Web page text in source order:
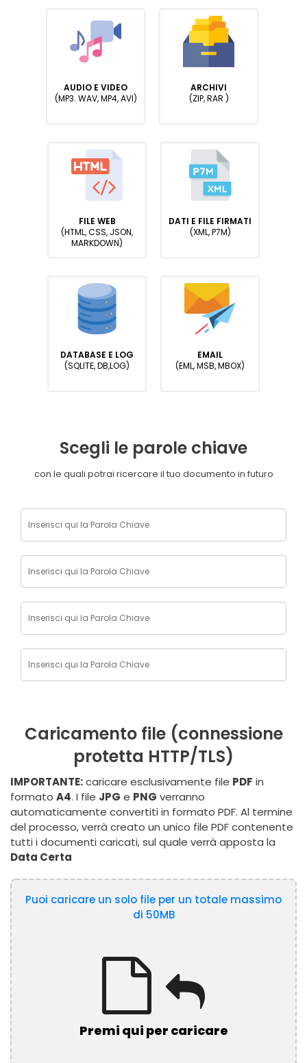
AUDIO E VIDEO
(MP3. WAV, MP4, AVI)
ARCHIVI
(ZIP, RAR )
FILE WEB
(HTML, CSS, JSON,
MARKDOWN)
DATI E FILE FIRMATI
(XML, P7M)
DATABASE E LOG
(SQLITE, DB,LOG)
EMAIL
(EML, MSB, MBOX)
Scegli le parole chiave
con le quali potrai ricercare il tuo documento in futuro
Caricamento file (connessione
protetta HTTP/TLS)
IMPORTANTE:caricare esclusivamente file PDF in
formato A4. I file JPG e PNG verranno
automaticamente convertiti in formato PDF. Al termine
del processo, verrà creato un unico file PDF contenente
tutti i documenti caricati, sul quale verrà apposta la
Data Certa
Puoi caricare un solo file per un totale massimo
di 50MB
Premi qui per caricare